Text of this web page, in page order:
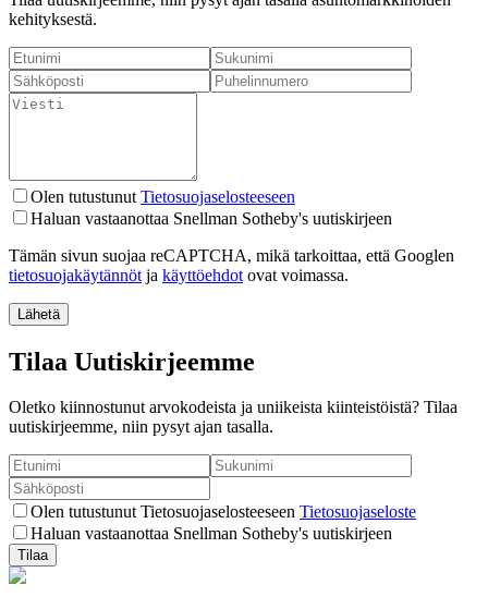
kehityksestä.
Olen tutustunut Tietosuojaselosteeseen
Haluan vastaanottaa Snellman Sotheby's uutiskirjeen
Tämän sivun suojaa reCAPTCHA, mikä tarkoittaa, että Googlen
tietosuojakäytännöt ja käyttöehdot ovat voimassa.
Lähetä
Tilaa Uutiskirjeemme
Oletko kiinnostunut arvokodeista ja uniikeista kiinteistöistä? Tilaa
uutiskirjeemme, niin pysyt ajan tasalla.
Olen tutustunut Tietosuojaselosteeseen Tietosuojaseloste
Haluan vastaanottaa Snellman Sotheby's uutiskirjeen
Tilaa